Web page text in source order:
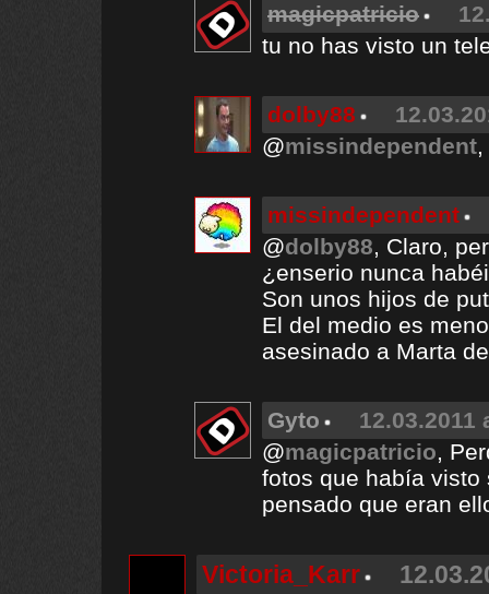
magicpatricio
tu no has visto un
dolby88
@missindependent
missindependent
@dolby88, Claro,
¿enserio nunca
Son unos hijos de
El del medio es
asesinado a Marta
Gyto
12.03.2011
@magicpatricio,
fotos que había
pensado que eran
Victoria_Karr